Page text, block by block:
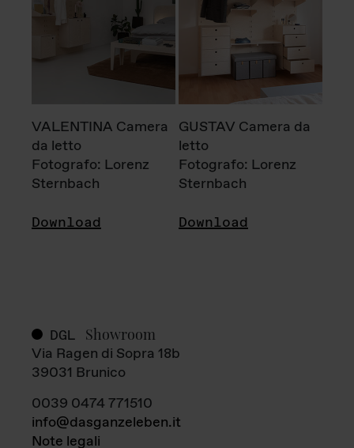
VALENTINA Camera
da letto
Fotografo: Lorenz
Sternbach
Download
GUSTAV Camera da
letto
Fotografo: Lorenz
Sternbach
Download
DGL Showroom
Via Ragen di Sopra 18b
39031 Brunico
0039 0474 771510
info@dasganzeleben.it
Note legali